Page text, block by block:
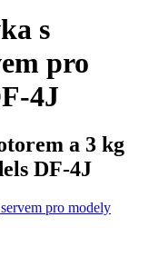
s
pro
4J
a 3 kg
DF-4J